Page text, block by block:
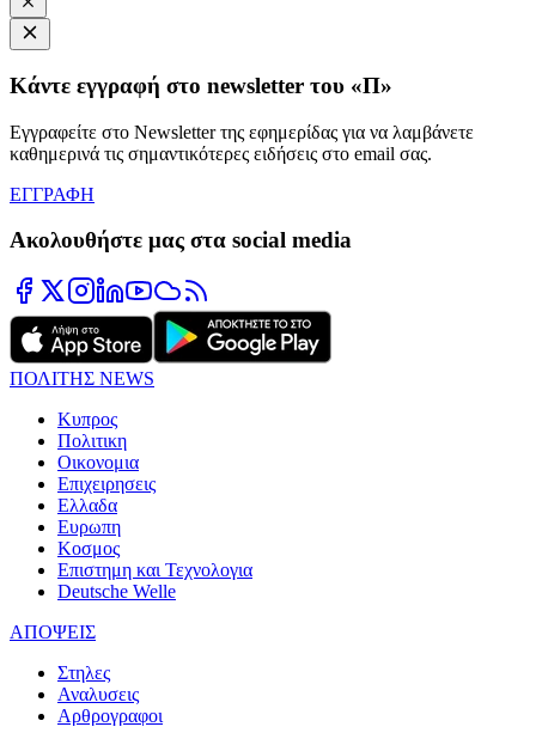
Κάντε εγγραφή στο newsletter του «Π»
Εγγραφείτε στο Newsletter της εφημερίδας για να λαμβάνετε
καθημερινά τις σημαντικότερες ειδήσεις στο email σας.
ΕΓΓΡΑΦΗ
Ακολουθήστε μας στα social media
ΠΟΛΙΤΗΣ NEWS
Κυπρος
Πολιτικη
Οικονομια
Επιχειρησεις
Ελλαδα
Ευρωπη
Κοσμος
Επιστημη και Τεχνολογια
Deutsche Welle
ΑΠΟΨΕΙΣ
Στηλες
Αναλυσεις
Αρθρογραφοι